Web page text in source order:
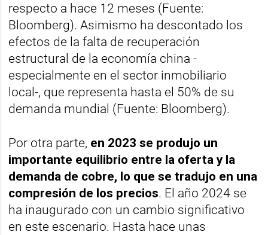
respecto a hace 12 meses (Fuente:
Bloomberg). Asimismo ha descontado los
efectos de la falta de recuperación
estructural de la economía china -
especialmente en el sector inmobiliario
local-, que representa hasta el 50% de su
demanda mundial (Fuente: Bloomberg).
Por otra parte, en 2023 se produjo un
importante equilibrio entre la oferta y la
demanda de cobre, lo que se tradujo en una
compresión de los precios. El año 2024 se
ha inaugurado con un cambio significativo
en este escenario. Hasta hace unas